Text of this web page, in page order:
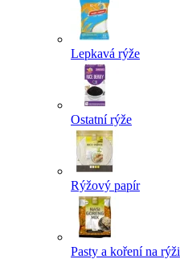
Lepkavá rýže
Ostatní rýže
Rýžový papír
Pasty a koření na rýži